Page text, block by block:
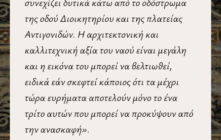
της οδού Διοικητηρίου και της πλατείας
Αντιγονιδών. Η αρχιτεκτονική και
καλλιτεχνική αξία του ναού είναι μεγάλη
και η εικόνα του μπορεί να βελτιωθεί,
ειδικά εάν σκεφτεί κάποιος ότι τα μέχρι
τώρα ευρήματα αποτελούν μόνο το ένα
τρίτο αυτών που μπορεί να προκύψουν από
την ανασκαφή».